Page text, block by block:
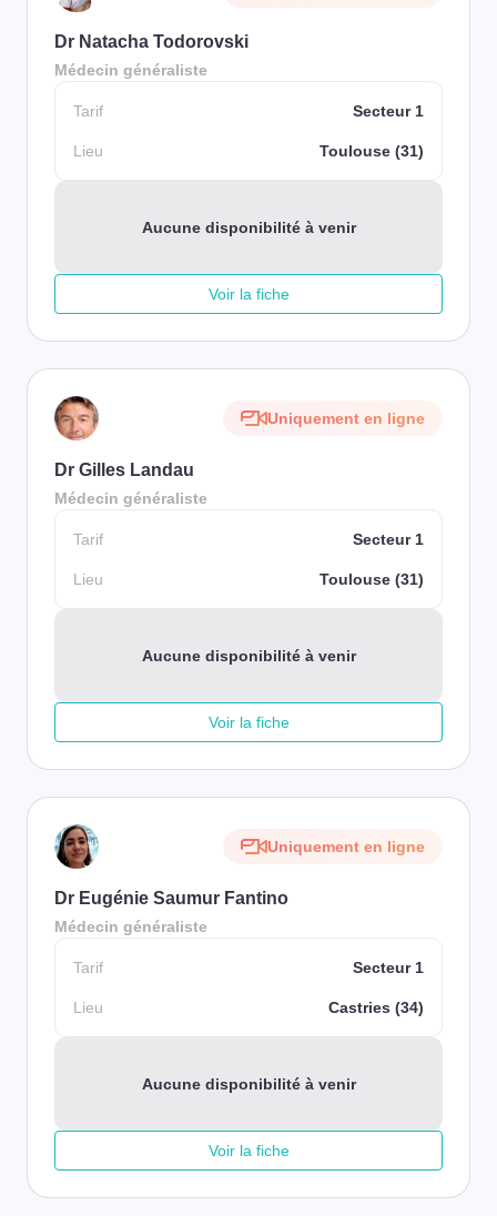
Dr Natacha Todorovski
Médecin généraliste
Tarif Secteur 1
Lieu Toulouse (31)
Aucune disponibilité à venir
Voir la fiche
Uniquement en ligne
Dr Gilles Landau
Médecin généraliste
Tarif Secteur 1
Lieu Toulouse (31)
Aucune disponibilité à venir
Voir la fiche
Uniquement en ligne
Dr Eugénie Saumur Fantino
Médecin généraliste
Tarif Secteur 1
Lieu Castries (34)
Aucune disponibilité à venir
Voir la fiche